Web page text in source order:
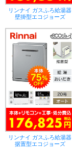
リンナイ ガスふろ給湯器
壁掛型エコジョーズ
リンナイ ガスふろ給湯器
据置型エコジョーズ